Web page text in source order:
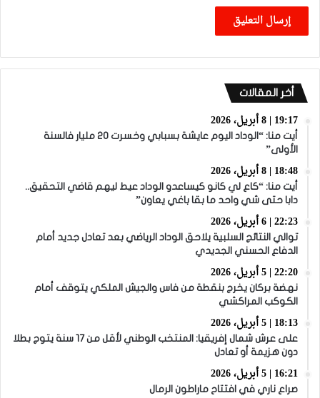
أخر المقالات
19:17 | 8 أبريل، 2026
أيت منا: “الوداد اليوم عايشة بسبابي وخسرت 20 مليار فالسنة
الأولى”
18:48 | 8 أبريل، 2026
أيت منا: “كاع لي كانو كيساعدو الوداد عيط ليهم قاضي التحقيق..
دابا حتى شي واحد ما بقا باغي يعاون”
22:23 | 6 أبريل، 2026
توالي النتائج السلبية يلاحق الوداد الرياضي بعد تعادل جديد أمام
الدفاع الحسني الجديدي
22:20 | 5 أبريل، 2026
نهضة بركان يخرج بنقطة من فاس والجيش الملكي يتوقف أمام
الكوكب المراكشي
18:13 | 5 أبريل، 2026
على عرش شمال إفريقيا: المنتخب الوطني لأقل من 17 سنة يتوج بطلا
دون هزيمة أو تعادل
16:21 | 5 أبريل، 2026
صراع ناري في افتتاح ماراطون الرمال